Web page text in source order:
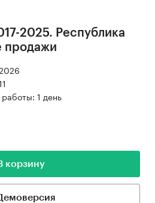
2025. Республика
продажи
1 день
корзину